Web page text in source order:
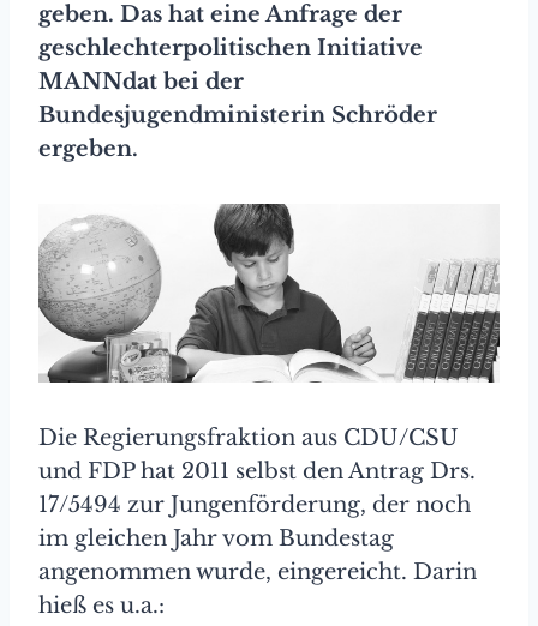
geben. Das hat eine Anfrage der
geschlechterpolitischen Initiative
MANNdat bei der
Bundesjugendministerin Schröder
ergeben.
Die Regierungsfraktion aus CDU/CSU
und FDP hat 2011 selbst den Antrag Drs.
17/5494 zur Jungenförderung, der noch
im gleichen Jahr vom Bundestag
angenommen wurde, eingereicht. Darin
hieß es u.a.: